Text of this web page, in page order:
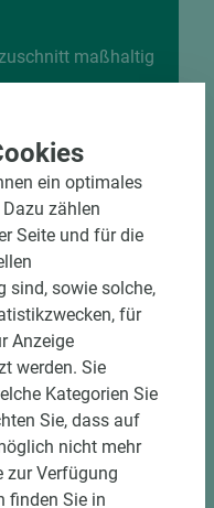
maßhaltig
möglich
ein optimales
zählen
Seite und für die
sind, sowie solche,
für
Anzeige
werden. Sie
Kategorien Sie
Sie, dass auf
nicht mehr
zur Verfügung
finden Sie in